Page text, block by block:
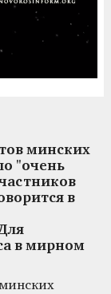
минских
"очень
в
в мирном